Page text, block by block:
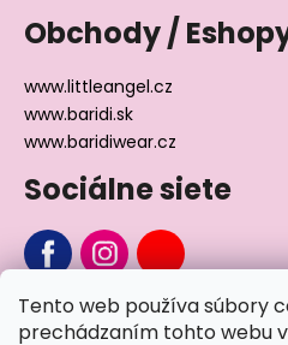
Tento web používa súbory
prechádzaním tohto webu
Obchody /
www.littleangel.cz
www.baridi.sk
www.baridiwear.cz
Sociálne siete
Chcete sa nás